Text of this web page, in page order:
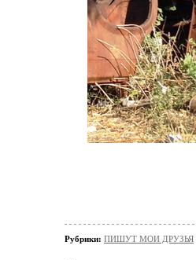
Рубрики: ПИШУТ МОИ ДРУЗЬЯ